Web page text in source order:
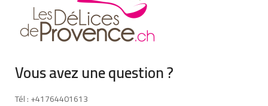
Vous avez une question ?
Tél : +41764401613